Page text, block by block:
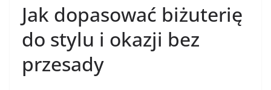
Jak dopasować biżuterię
do stylu i okazji bez
przesady